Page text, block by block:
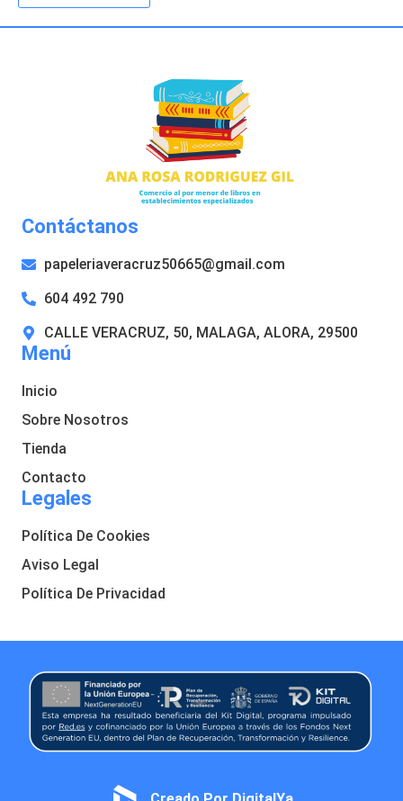
Menú
Inicio
Sobre Nosotros
Tienda
Contacto
Legales
Política De Cookies
Aviso Legal
Política De Privacidad
Contáctanos
papeleriaveracruz50665@gmail.com
604 492 790
CALLE VERACRUZ, 50, MALAGA, ALORA, 29500